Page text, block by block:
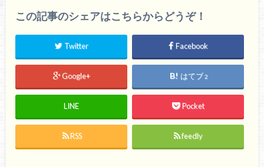
この記事のシェアはこちらからどうぞ！
Twitter Facebook
Google+ はてブ2
LINE Pocket
RSS feedly